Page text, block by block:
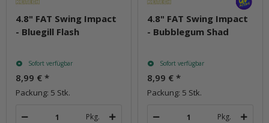
4.8" FAT Swing Impact
- Bluegill Flash
Sofort verfügbar
8,99 € *
Packung: 5 Stk.
Pkg.
4.8" FAT Swing Impact
- Bubblegum Shad
Sofort verfügbar
8,99 € *
Packung: 5 Stk.
Pkg.